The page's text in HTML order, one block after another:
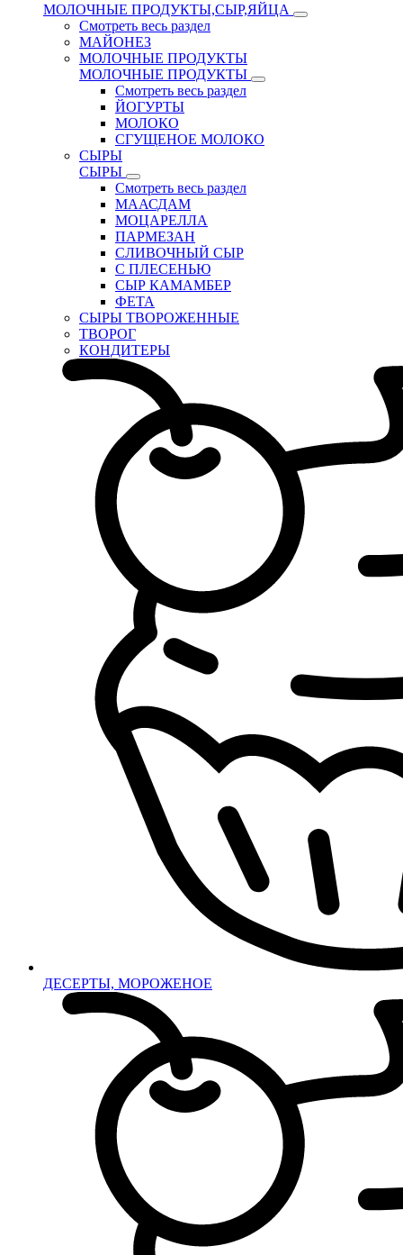
МОЛОЧНЫЕ ПРОДУКТЫ,СЫР,ЯЙЦА
Смотреть весь раздел
МАЙОНЕЗ
МОЛОЧНЫЕ ПРОДУКТЫ
МОЛОЧНЫЕ ПРОДУКТЫ
Смотреть весь раздел
ЙОГУРТЫ
МОЛОКО
СГУЩЕНОЕ МОЛОКО
СЫРЫ
СЫРЫ
Смотреть весь раздел
МААСДАМ
МОЦАРЕЛЛА
ПАРМЕЗАН
СЛИВОЧНЫЙ СЫР
С ПЛЕСЕНЬЮ
СЫР КАМАМБЕР
ФЕТА
СЫРЫ ТВОРОЖЕННЫЕ
ТВОРОГ
КОНДИТЕРЫ
ДЕСЕРТЫ, МОРОЖЕНОЕ